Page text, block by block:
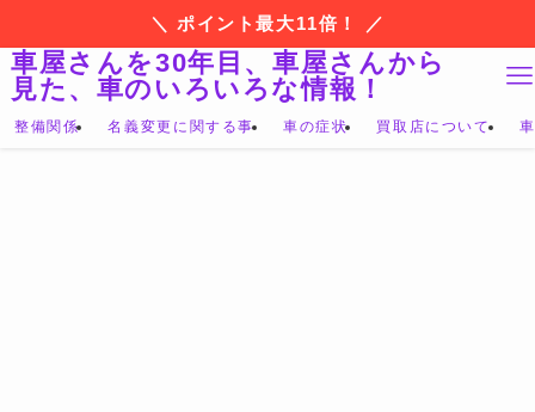
＼ ポイント最大11倍！ ／
車屋さんを30年目、車屋さんから
見た、車のいろいろな情報！
整備関係 名義変更に関する事 車の症状 買取店について